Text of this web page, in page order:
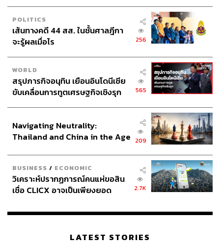
POLITICS
เส้นทางคดี 44 สส. ในชั้นศาลฎีกา
จะรู้ผลเมื่อไร
256
WORLD
สรุปภารกิจอนุทิน เยือนอินโดนีเซีย
ขับเคลื่อนการทูตเศรษฐกิจเชิงรุก
565
Navigating Neutrality:
Thailand and China in the Age
209
BUSINESS / ECONOMIC
วิเคราะห์ปรากฏการณ์คนแห่ขอสิน
เชื่อ CLICX อาจเป็นเพียงยอด
เรือนไทยที่ถูกซุกไว้
2.7K
LATEST STORIES